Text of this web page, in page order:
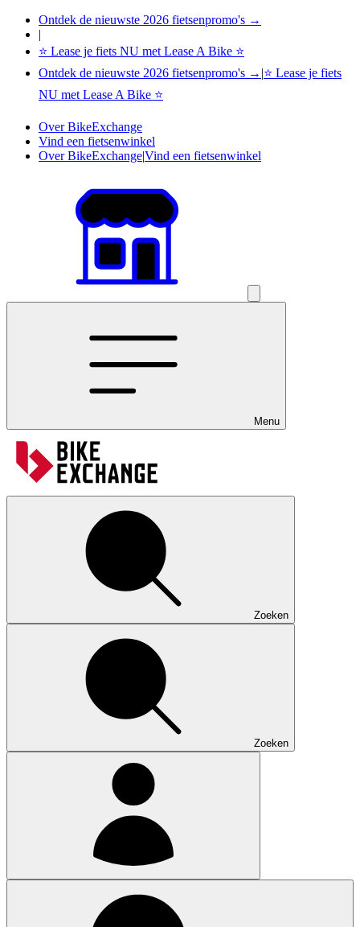
Ontdek de nieuwste 2026 fietsenpromo's →
|
⭐ Lease je fiets NU met Lease A Bike ⭐
Ontdek de nieuwste 2026 fietsenpromo's → |⭐ Lease je fiets
NU met Lease A Bike ⭐
Over BikeExchange
Vind een fietsenwinkel
Over BikeExchange|Vind een fietsenwinkel
Menu
Zoeken
Zoeken